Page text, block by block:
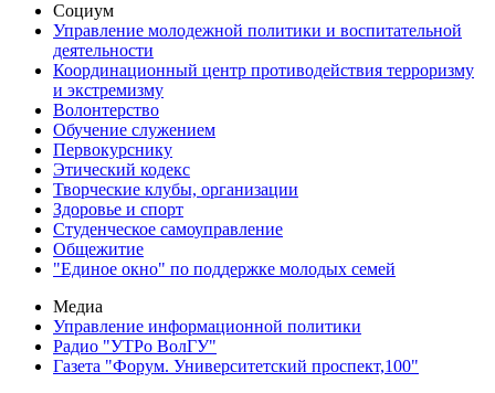
Социум
Управление молодежной политики и воспитательной
деятельности
Координационный центр противодействия терроризму
и экстремизму
Волонтерство
Обучение служением
Первокурснику
Этический кодекс
Творческие клубы, организации
Здоровье и спорт
Студенческое самоуправление
Общежитие
"Единое окно" по поддержке молодых семей
Медиа
Управление информационной политики
Радио "УТРо ВолГУ"
Газета "Форум. Университетский проспект,100"